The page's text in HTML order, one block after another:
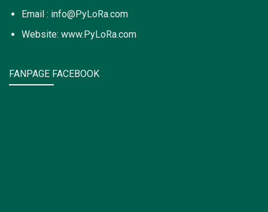
Email : info@PyLoRa.com
Website: www.PyLoRa.com
FANPAGE FACEBOOK